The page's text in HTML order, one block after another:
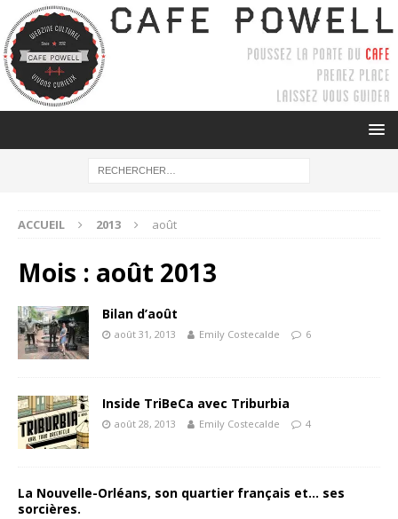
ACCUEIL 2013 août
Mois : août 2013
Bilan d’août
août 31, 2013 Emily Costecalde 6
Inside TriBeCa avec Triburbia
août 28, 2013 Emily Costecalde 4
La Nouvelle-Orléans, son quartier français et… ses
sorcières.